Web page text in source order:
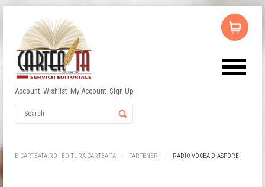
Account Wishlist My Account Sign Up
E-CARTEATA.RO - EDITURA CARTEA TA PARTENERI RADIO VOCEA DIASPOREI